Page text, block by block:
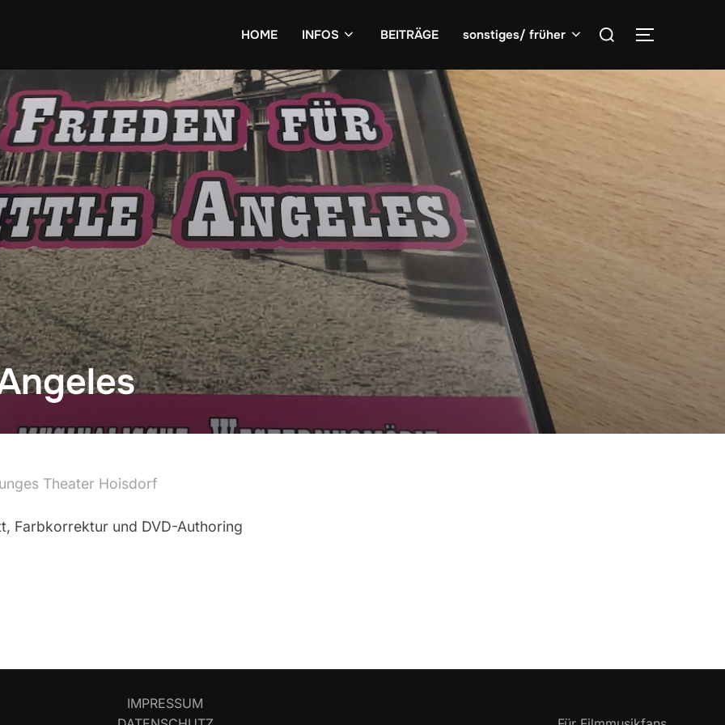
HOME INFOS BEITRÄGE sonstiges/ früher
Suchen
Theater Hoisdorf
Farbkorrektur und DVD-Authoring
IMPRESSUM